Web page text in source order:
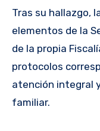
Tras su hallazgo,
elementos de la
de la propia
protocolos
atención integral
familiar.